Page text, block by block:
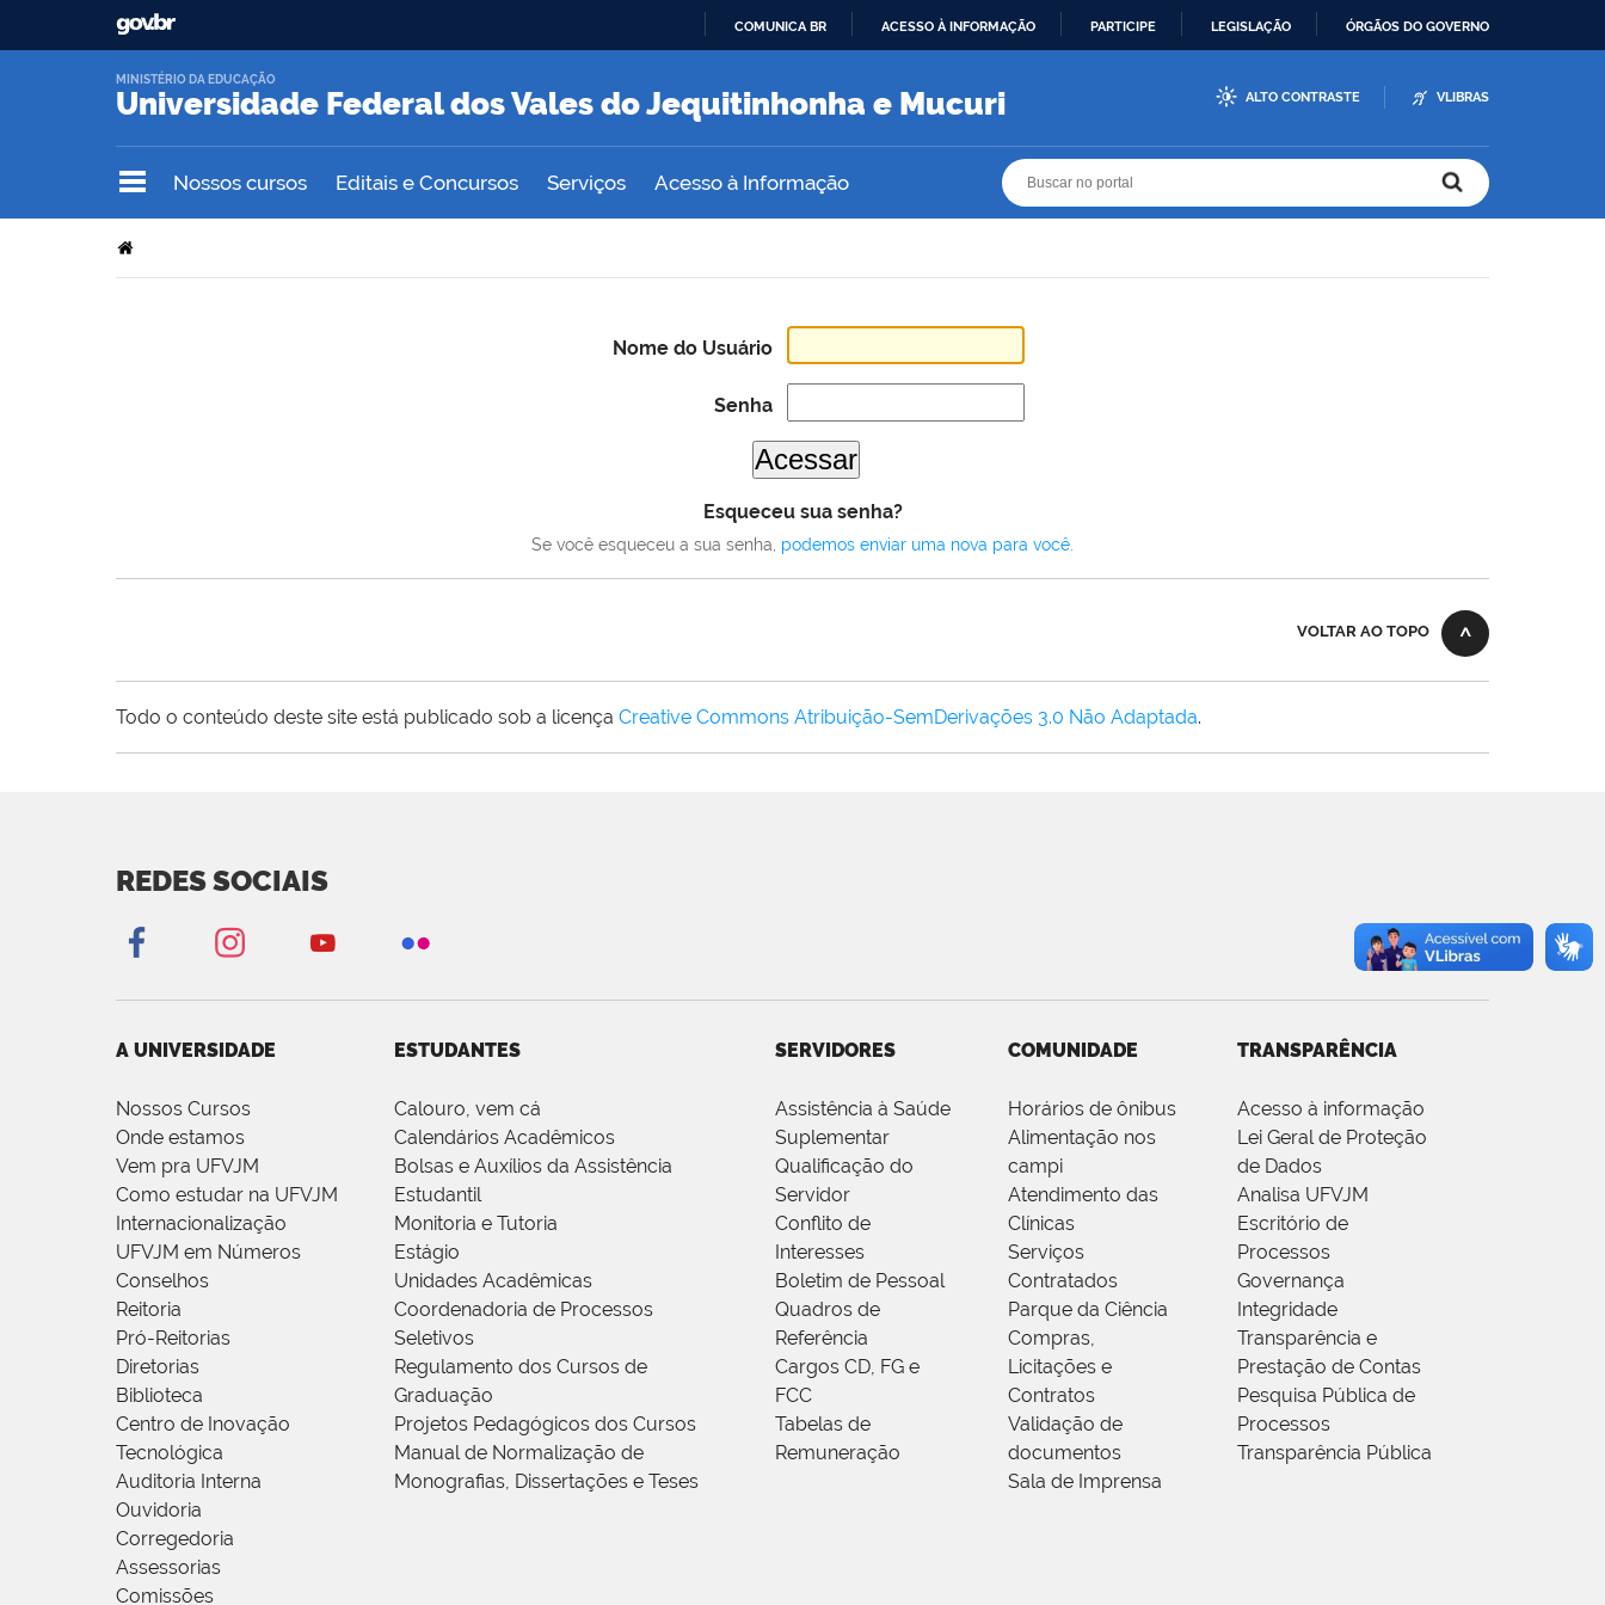
O
COMUNICA BR ACESSO À INFORMAÇÃO PARTICIPE LEGISLAÇÃO ÓRGÃOS DO GOVERNO
Universidade Federal dos Vales do Jequitinhonha e Mucuri
MINISTÉRIO DA EDUCAÇÃO
ALTO CONTRASTE VLIBRAS
Nossos cursos Editais e Concursos Serviços Acesso à Informação
Nome do Usuário
Senha
Esqueceu sua senha?
Se você esqueceu a sua senha, podemos enviar uma nova para você
VOLTAR AO TOPO
Todo o conteúdo deste site está publicado sob a licença Creative Commons Atribuição-SemDerivações 3.0 Não Adaptada.
REDES SOCIAIS
A UNIVERSIDADE
Nossos Cursos
Onde estamos
Vem pra UFVJM
Como estudar na UFVJM
Internacionalização
UFVJM em Números
Conselhos
Reitoria
Pró-Reitorias
Diretorias
Biblioteca
Centro de Inovação
Tecnológica
Auditoria Interna
Ouvidoria
Corregedoria
Assessorias
Comissões
ESTUDANTES
Calouro, vem cá
Calendários Acadêmicos
Bolsas e Auxílios da Assistência
Estudantil
Monitoria e Tutoria
Estágio
Unidades Acadêmicas
Coordenadoria de Processos
Seletivos
Regulamento dos Cursos de
Graduação
Projetos Pedagógicos dos Cursos
Manual de Normalização de
Monografias, Dissertações e Teses
SERVIDORES
Assistência à Saúde
Suplementar
Qualificação do
Servidor
Conflito de
Interesses
Boletim de Pessoal
Quadros de
Referência
Cargos CD, FG e
FCC
Tabelas de
Remuneração
COMUNIDADE
Horários de ônibus
Alimentação nos
campi
Atendimento das
Clínicas
Serviços
Contratados
Parque da Ciência
Compras,
Licitações e
Contratos
Validação de
documentos
Sala de Imprensa
TRANSPARÊNCIA
Acesso à informação
Lei Geral de Proteção
de Dados
Analisa UFVJM
Escritório de
Processos
Governança
Integridade
Transparência e
Prestação de Contas
Pesquisa Pública de
Processos
Transparência Pública